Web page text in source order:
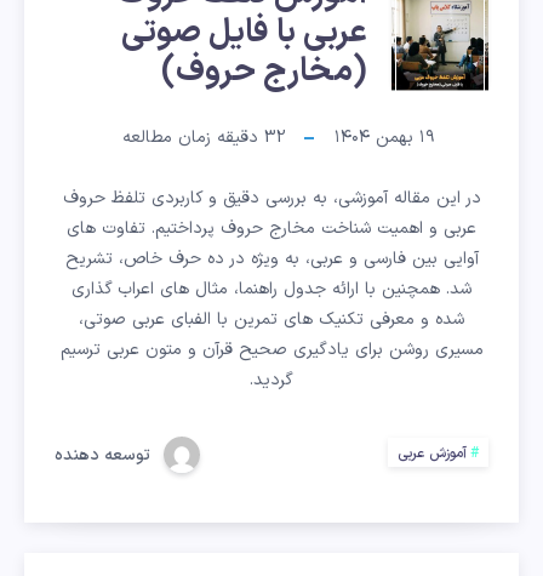
المللی
آموزش
تلفظ
حروف
عربی
با
فایل
صوتی
عربی با فایل صوتی
(مخارج حروف)
۱۹ بهمن ۱۴۰۴ 32 دقیقه زمان مطالعه
در این مقاله آموزشی، به بررسی دقیق و کاربردی تلفظ حروف
عربی و اهمیت شناخت مخارج حروف پرداختیم. تفاوت های
آوایی بین فارسی و عربی، به ویژه در ده حرف خاص، تشریح
شد. همچنین با ارائه جدول راهنما، مثال های اعراب گذاری
شده و معرفی تکنیک های تمرین با الفبای عربی صوتی،
مسیری روشن برای یادگیری صحیح قرآن و متون عربی ترسیم
گردید.
آموزش عربی توسعه دهنده